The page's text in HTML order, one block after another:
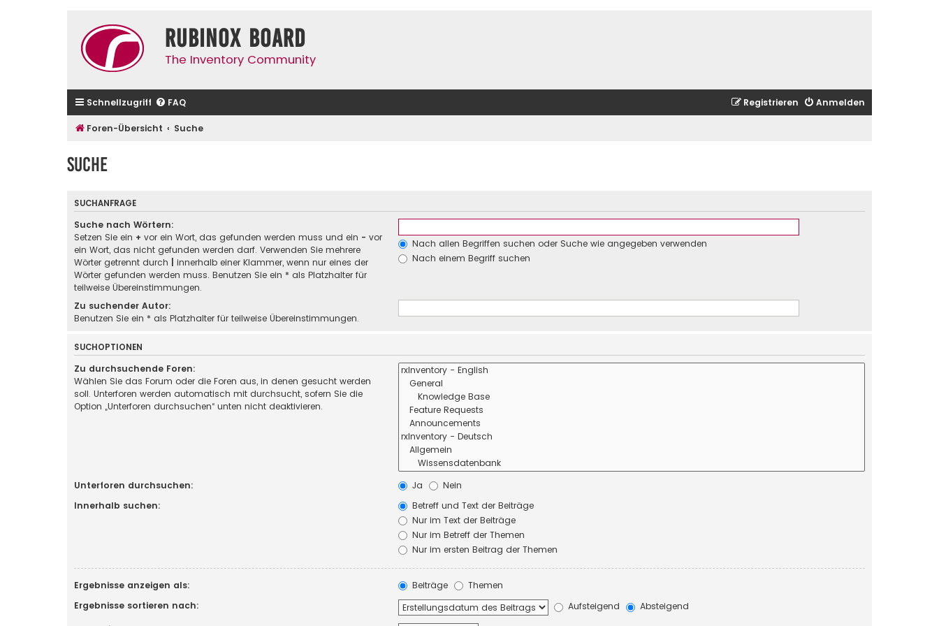
Rubinox Board
The Inventory Community
Schnellzugriff FAQ Anmelden
Registrieren
Foren-Übersicht Suche
Suche
SUCHANFRAGE
Suche nach Wörtern:
Setzen Sie ein + vor ein Wort, das gefunden werden muss und ein - vor
ein Wort, das nicht gefunden werden darf. Verwenden Sie mehrere
Wörter getrennt durch
innerhalb einer Klammer, wenn nur eines der
Wörter gefunden werden muss. Benutzen Sie ein * als Platzhalter für
teilweise Übereinstimmungen.
Nach allen Begriffen suchen oder Suche wie angegeben verwenden
Nach einem Begriff suchen
Zu suchender Autor:
Benutzen Sie ein * als Platzhalter für teilweise Übereinstimmungen.
SUCHOPTIONEN
Zu durchsuchende Foren:
Wählen Sie das Forum oder die Foren aus, in denen gesucht werden
soll. Unterforen werden automatisch mit durchsucht, sofern Sie die
Option „Unterforen durchsuchen“ unten nicht deaktivieren.
Unterforen durchsuchen: Ja
Nein
Innerhalb suchen:
Betreff und Text der Beiträge
Nur im Text der Beiträge
Nur im Betreff der Themen
Nur im ersten Beitrag der Themen
Ergebnisse anzeigen als: Beiträge
Themen
Ergebnisse sortieren nach:
Aufsteigend
Absteigend